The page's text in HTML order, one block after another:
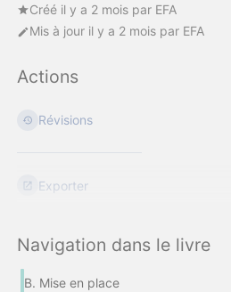
Créé il y a 2 mois par EFA
Mis à jour il y a 2 mois par EFA
Actions
Révisions
Exporter
Navigation dans le livre
B. Mise en place